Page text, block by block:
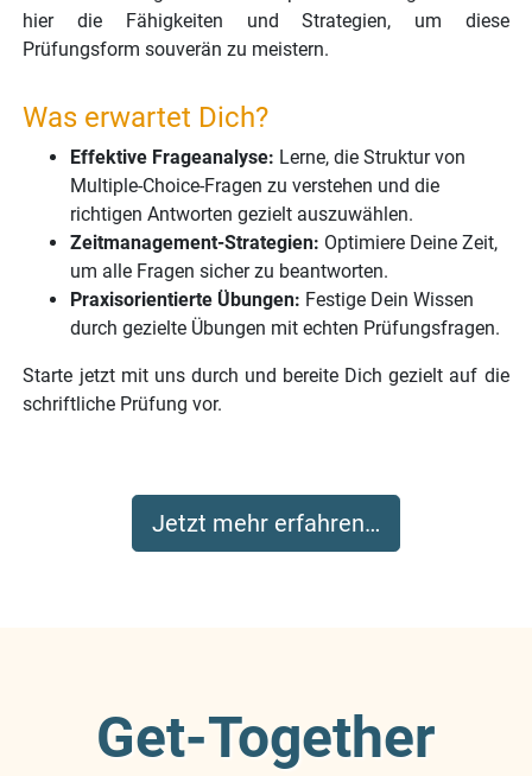
hier die Fähigkeiten und Strategien, um diese
Prüfungsform souverän zu meistern.
Was erwartet Dich?
Effektive Frageanalyse: Lerne, die Struktur von
Multiple-Choice-Fragen zu verstehen und die
richtigen Antworten gezielt auszuwählen.
Zeitmanagement-Strategien: Optimiere Deine Zeit,
um alle Fragen sicher zu beantworten.
Praxisorientierte Übungen: Festige Dein Wissen
durch gezielte Übungen mit echten Prüfungsfragen.
Starte jetzt mit uns durch und bereite Dich gezielt auf die
schriftliche Prüfung vor.
Jetzt mehr erfahren…
Get-Together